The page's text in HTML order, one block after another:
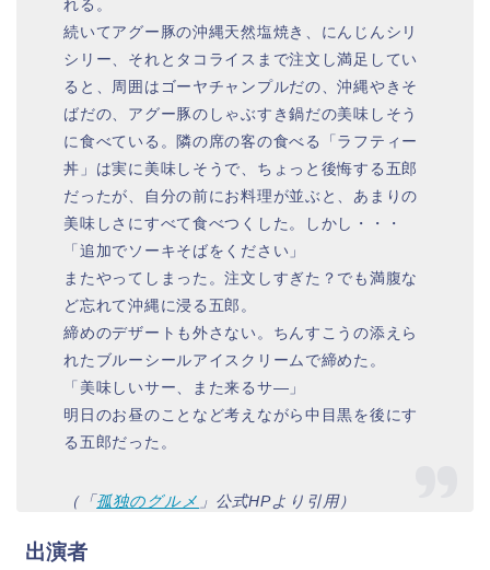
れる。
続いてアグー豚の沖縄天然塩焼き、にんじんシリ
シリー、それとタコライスまで注文し満足してい
ると、周囲はゴーヤチャンプルだの、沖縄やきそ
ばだの、アグー豚のしゃぶすき鍋だの美味しそう
に食べている。隣の席の客の食べる「ラフティー
丼」は実に美味しそうで、ちょっと後悔する五郎
だったが、自分の前にお料理が並ぶと、あまりの
美味しさにすべて食べつくした。しかし・・・
「追加でソーキそばをください」
またやってしまった。注文しすぎた？でも満腹な
ど忘れて沖縄に浸る五郎。
締めのデザートも外さない。ちんすこうの添えら
れたブルーシールアイスクリームで締めた。
「美味しいサー、また来るサ―」
明日のお昼のことなど考えながら中目黒を後にす
る五郎だった。
（「 孤独のグルメ 」公式HPより引用）
出演者